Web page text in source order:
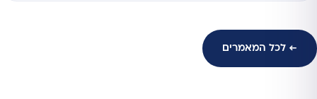
← לכל המאמרים